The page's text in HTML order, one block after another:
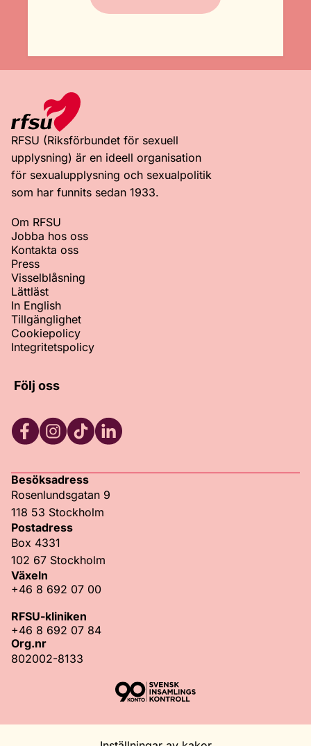
RFSU (Riksförbundet för sexuell
upplysning) är en ideell organisation
för sexualupplysning och sexualpolitik
som har funnits sedan 1933.
Om RFSU
Jobba hos oss
Kontakta oss
Press
Visselblåsning
Lättläst
In English
Tillgänglighet
Cookiepolicy
Integritetspolicy
Följ oss
Besöksadress
Rosenlundsgatan 9
118 53 Stockholm
Postadress
Box 4331
102 67 Stockholm
Växeln
+46 8 692 07 00
RFSU-kliniken
+46 8 692 07 84
Org.nr
802002-8133